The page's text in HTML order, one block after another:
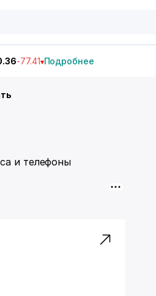
-77.41 Подробнее
и телефоны